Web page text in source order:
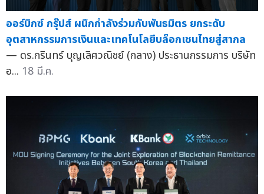
ออร์บิกซ์ กรุ๊ปส์ ผนึกกำลังร่วมกับพันธมิตร ยกระดับ
อุตสาหกรรมการเงินและเทคโนโลยีบล็อกเชนไทยสู่สากล
— ดร.กรินทร์ บุญเลิศวณิชย์ (กลาง) ประธานกรรมการ บริษัท
อ... 18 มี.ค.